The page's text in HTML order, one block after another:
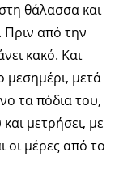
θάλασσα και
Πριν από την
κακό. Και
μεσημέρι, μετά
τα πόδια του,
μετρήσει, με
οι μέρες από το